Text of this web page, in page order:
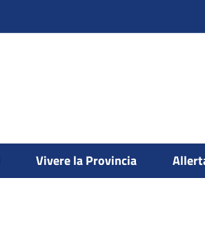
Vivere la Provincia